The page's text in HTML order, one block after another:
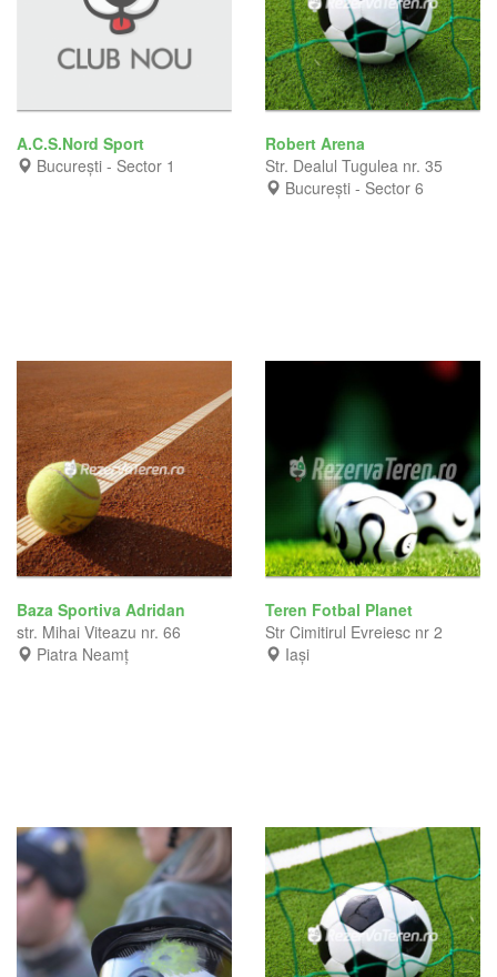
A.C.S.Nord Sport
București - Sector 1
Robert Arena
Str. Dealul Tugulea nr. 35
București - Sector 6
Baza Sportiva Adridan
str. Mihai Viteazu nr. 66
Piatra Neamț
Teren Fotbal Planet
Str Cimitirul Evreiesc nr 2
Iași